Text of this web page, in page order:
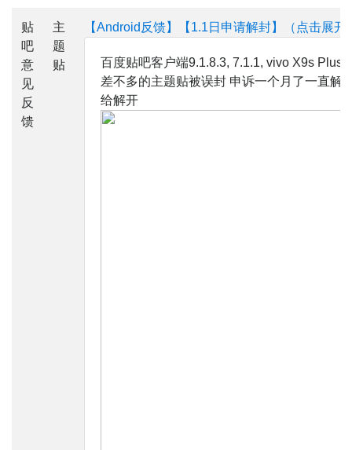
贴
吧
意
见
反
馈
主
题
贴
【Android反馈】【1.1日申请解封】（点击展开
百度贴吧客户端9.1.8.3, 7.1.1, vivo X9s Plus,
差不多的主题贴被误封 申诉一个月了一直解
给解开